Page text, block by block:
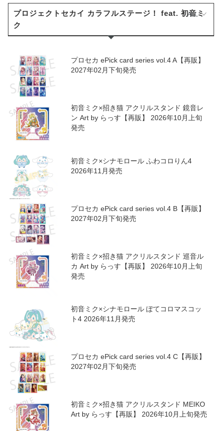
プロジェクトセカイ カラフルステージ！ feat. 初音ミ
ク
ALL
プロセカ ePick card series vol.4 A【再販】
2027年02月下旬発売
初音ミク×招き猫 アクリルスタンド 鏡音レ
ン Art by らっす【再販】 2026年10月上旬
発売
初音ミク×シナモロール ふわコロりん4
2026年11月発売
プロセカ ePick card series vol.4 B【再販】
2027年02月下旬発売
初音ミク×招き猫 アクリルスタンド 巡音ル
カ Art by らっす【再販】 2026年10月上旬
発売
初音ミク×シナモロール ぽてコロマスコッ
ト4 2026年11月発売
プロセカ ePick card series vol.4 C【再販】
2027年02月下旬発売
初音ミク×招き猫 アクリルスタンド MEIKO
Art by らっす【再販】 2026年10月上旬発売